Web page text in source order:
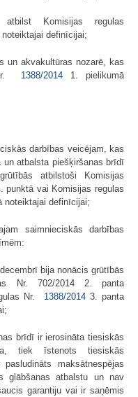
Komisijas regulas
definīcijai;
un akvakultūras nozarē, kas
1388/20141. pielikumā
darbības veicējam, kas
un atbalsta piešķiršanas brīdī
atbilstoši Komisijas
punktā vai Komisijas regulas
noteiktajai definīcijai;
saimnieciskās darbības
bija nonācis grūtībās
Nr. 702/2014 2. panta
Nr. 1388/20143. panta
brīdī ir ierosināta tiesiskās
tiek īstenots tiesiskās
maksātnespējas
glābšanas atbalstu un nav
garantiju vai ir saņēmis